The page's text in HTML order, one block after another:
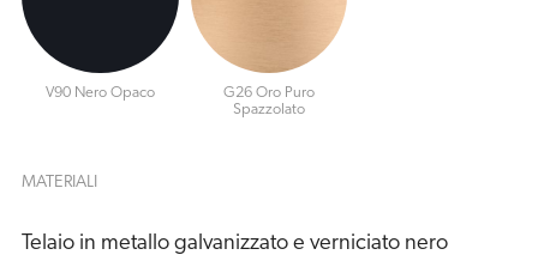
V90 Nero Opaco
G26 Oro Puro
Spazzolato
MATERIALI
Telaio in metallo galvanizzato e verniciato nero